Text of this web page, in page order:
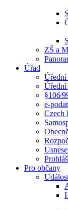
ZŠ a
Úřad
Úřední
e-
Czech
Pro občany